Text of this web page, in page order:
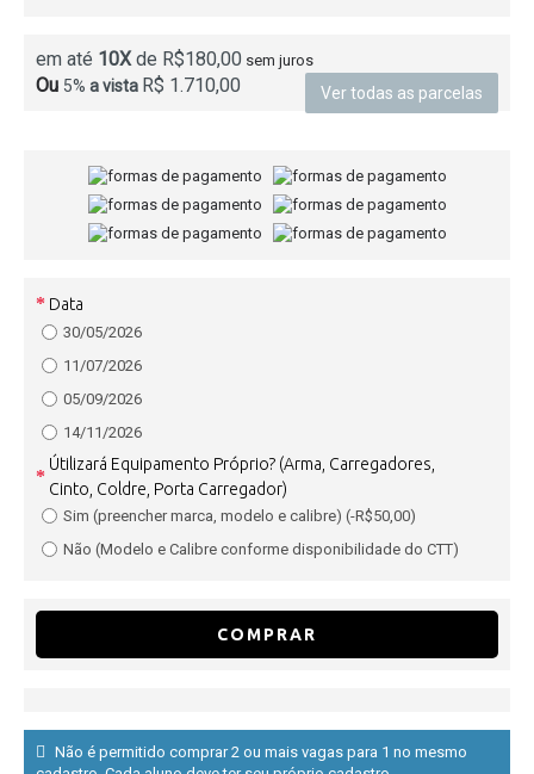
em até 10Xde R$180,00 sem juros
Ver todas as parcelas
Ou 5% a vista R$ 1.710,00
Data
30/05/2026
11/07/2026
05/09/2026
14/11/2026
Útilizará Equipamento Próprio? (Arma, Carregadores,
Cinto, Coldre, Porta Carregador)
Sim (preencher marca, modelo e calibre) (-R$50,00)
Não (Modelo e Calibre conforme disponibilidade do CTT)
COMPRAR
Não é permitido comprar 2 ou mais vagas para 1 no mesmo